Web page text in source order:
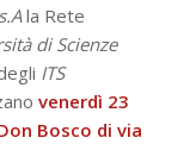
la Rete
di Scienze
ITS
venerdì 23
Bosco di via